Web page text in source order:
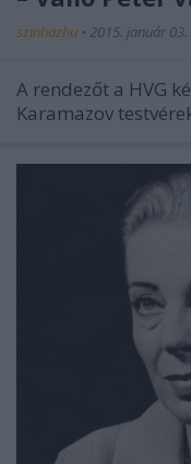
szinhazhu • 2015. január 03.
A rendezőt a HVG
Karamazov